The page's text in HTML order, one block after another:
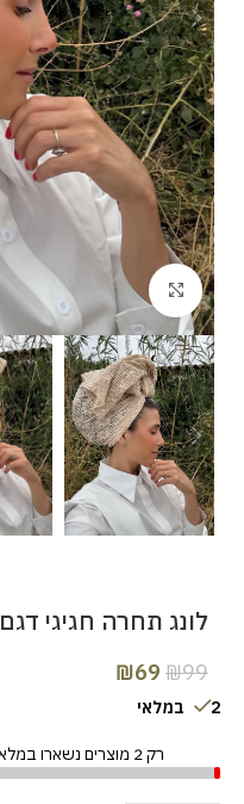
Click to enlarge
לונג תחרה חגיגי דגם J8
₪99
₪69
2 במלאי
רק 2 מוצרים נשארו במלאי!